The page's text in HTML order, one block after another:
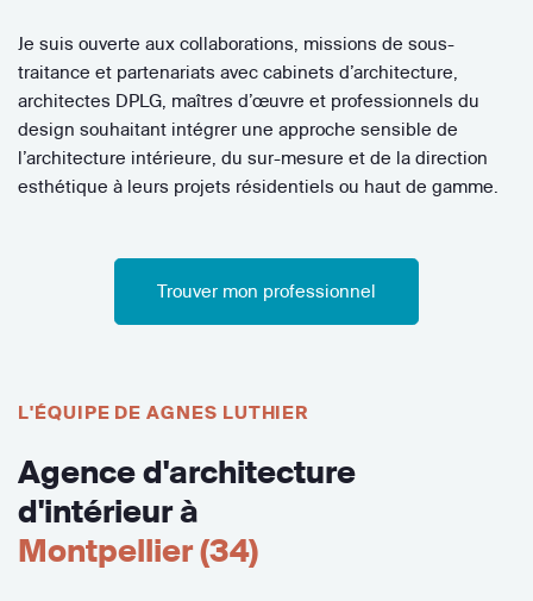
Je suis ouverte aux collaborations, missions de sous-
traitance et partenariats avec cabinets d’architecture,
architectes DPLG, maîtres d’œuvre et professionnels du
design souhaitant intégrer une approche sensible de
l’architecture intérieure, du sur-mesure et de la direction
esthétique à leurs projets résidentiels ou haut de gamme.
Trouver mon professionnel
L'ÉQUIPE DE AGNES LUTHIER
Agence d'architecture
d'intérieur à
Montpellier (34)